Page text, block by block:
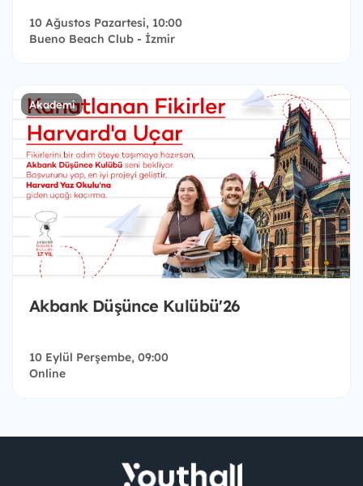
10 Ağustos Pazartesi, 10:00
Bueno Beach Club - İzmir
Akademi
Akbank Düşünce Kulübü'26
10 Eylül Perşembe, 09:00
Online